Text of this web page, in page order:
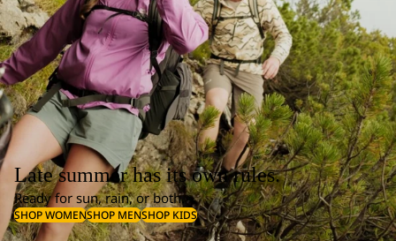
Late summer has its own rules.
Ready for sun, rain, or both.
SHOP WOMENSHOP MENSHOP KIDS